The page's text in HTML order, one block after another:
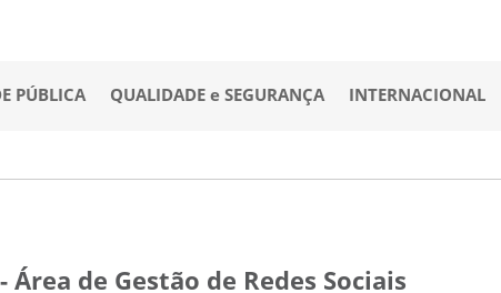
PÚBLICA QUALIDADE e SEGURANÇA INTERNACIONAL
de Gestão de Redes Sociais